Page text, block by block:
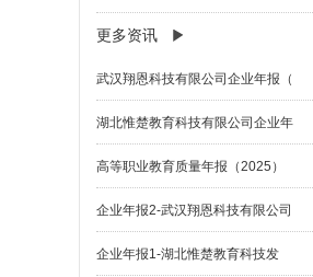
更多资讯
武汉翔恩科技有限公司企业年报（
湖北惟楚教育科技有限公司企业年
高等职业教育质量年报（2025）
企业年报2-武汉翔恩科技有限公司
企业年报1-湖北惟楚教育科技发